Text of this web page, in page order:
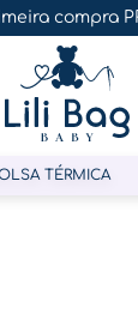
compra
TÉRMICA